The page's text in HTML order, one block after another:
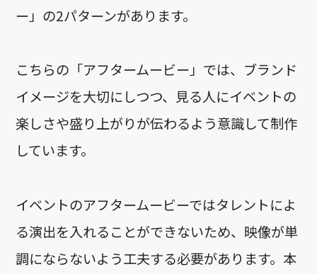
ー」の2パターンがあります。
こちらの「アフタームービー」では、ブランド
イメージを大切にしつつ、見る人にイベントの
楽しさや盛り上がりが伝わるよう意識して制作
しています。
イベントのアフタームービーではタレントによ
る演出を入れることができないため、映像が単
調にならないよう工夫する必要があります。本